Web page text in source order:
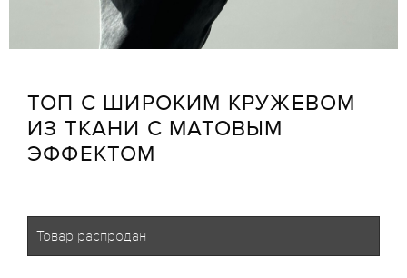
ТОП С ШИРОКИМ КРУЖЕВОМ
ИЗ ТКАНИ С МАТОВЫМ
ЭФФЕКТОМ
Товар распродан